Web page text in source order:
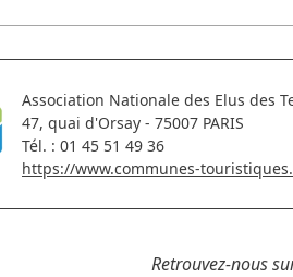
Association Nationale des Elus des
47, quai d'Orsay - 75007 PARIS
Tél. : 01 45 51 49 36
https://www.communes-
Retrouvez-nous